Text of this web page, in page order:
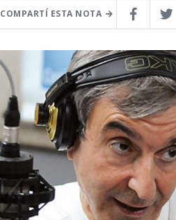
COMPARTÍ ESTA NOTA